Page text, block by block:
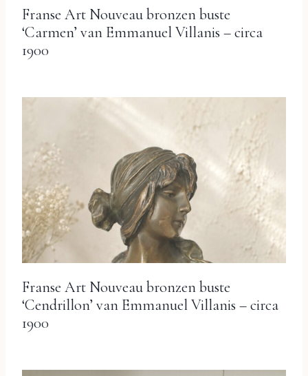
Franse Art Nouveau bronzen buste
‘Carmen’ van Emmanuel Villanis – circa
1900
Franse Art Nouveau bronzen buste
‘Cendrillon’ van Emmanuel Villanis – circa
1900